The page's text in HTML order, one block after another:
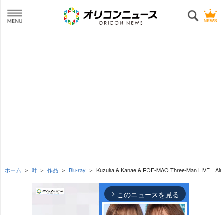
ホーム 叶 作品 Blu-ray Kuzuha & Kanae & ROF-MAO Three-Man LIVE「
arrow_forward_ios このニュースを見る